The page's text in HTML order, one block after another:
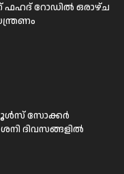
റോഡിൽ ഒരാഴ്ച
സോക്കർ
ദിവസങ്ങളിൽ